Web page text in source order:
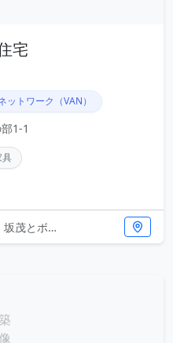
宅
トワーク（VAN）
1-1
具
クト。能登半島地震の被災者